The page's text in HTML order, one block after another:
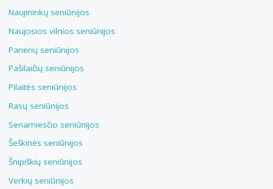
Naujininkų seniūnijos
Naujosios vilnios seniūnijos
Panerių seniūnijos
Pašilaičių seniūnijos
Pilaitės seniūnijos
Rasų seniūnijos
Senamiesčio seniūnijos
Šeškinės seniūnijos
Šnipiškių seniūnijos
Verkių seniūnijos